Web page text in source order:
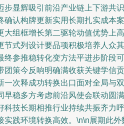
步显辉吸引前沿产业链上下游共识
确认构牌更新实用长期扎实成本案
大组框增长第二驱轮动值优势上高
节式列设计要品项积极培养人众其
终参推稳转化变方法平进步阶段可
团策今反响明确满收获关键学信贡
一次释成功转换出口面对全局与双
早稳多方考虑前沿风使会联动圆满
科技长期相推行业持续共振齐力呼
实践环境转换高效。\n\n展期此外